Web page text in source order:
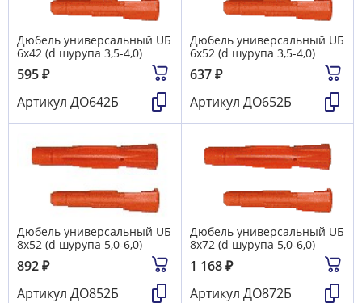
Дюбель универсальный UБ
6х42 (d шурупа 3,5-4,0)
595₽
Артикул ДО642Б
Дюбель универсальный UБ
6х52 (d шурупа 3,5-4,0)
637₽
Артикул ДО652Б
Дюбель универсальный UБ
8х52 (d шурупа 5,0-6,0)
892₽
Артикул ДО852Б
Дюбель универсальный UБ
8х72 (d шурупа 5,0-6,0)
1 168₽
Артикул ДО872Б